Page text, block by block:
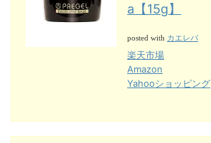
a【15g】
posted with カエレバ
楽天市場
Amazon
Yahooショッピング